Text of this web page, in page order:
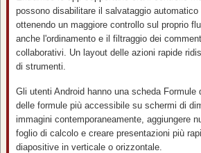
possono disabilitare il salvataggio
ottenendo un maggiore controllo sul proprio
anche l'ordinamento e il filtraggio dei
collaborativi. Un layout delle azioni rapide
di strumenti.
Gli utenti Android hanno una scheda
delle formule più accessibile su schermi di
immagini contemporaneamente, aggiungere
foglio di calcolo e creare presentazioni più
diapositive in verticale o orizzontale.